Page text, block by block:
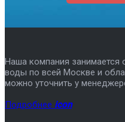
Наша компания занимается
воды по всей Москве и
можно уточнить у
Подробнее icon